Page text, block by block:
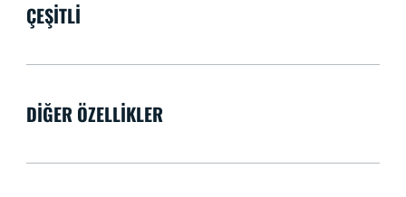
ÇEŞITLI
DIĞER ÖZELLIKLER